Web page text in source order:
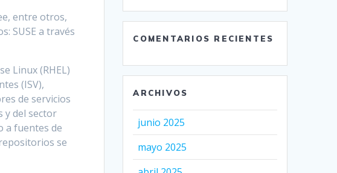
entre otros,
SUSE a través
Linux (RHEL)
(ISV),
de servicios
y del sector
a fuentes de
se
COMENTARIOS RECIENTES
ARCHIVOS
junio 2025
mayo 2025